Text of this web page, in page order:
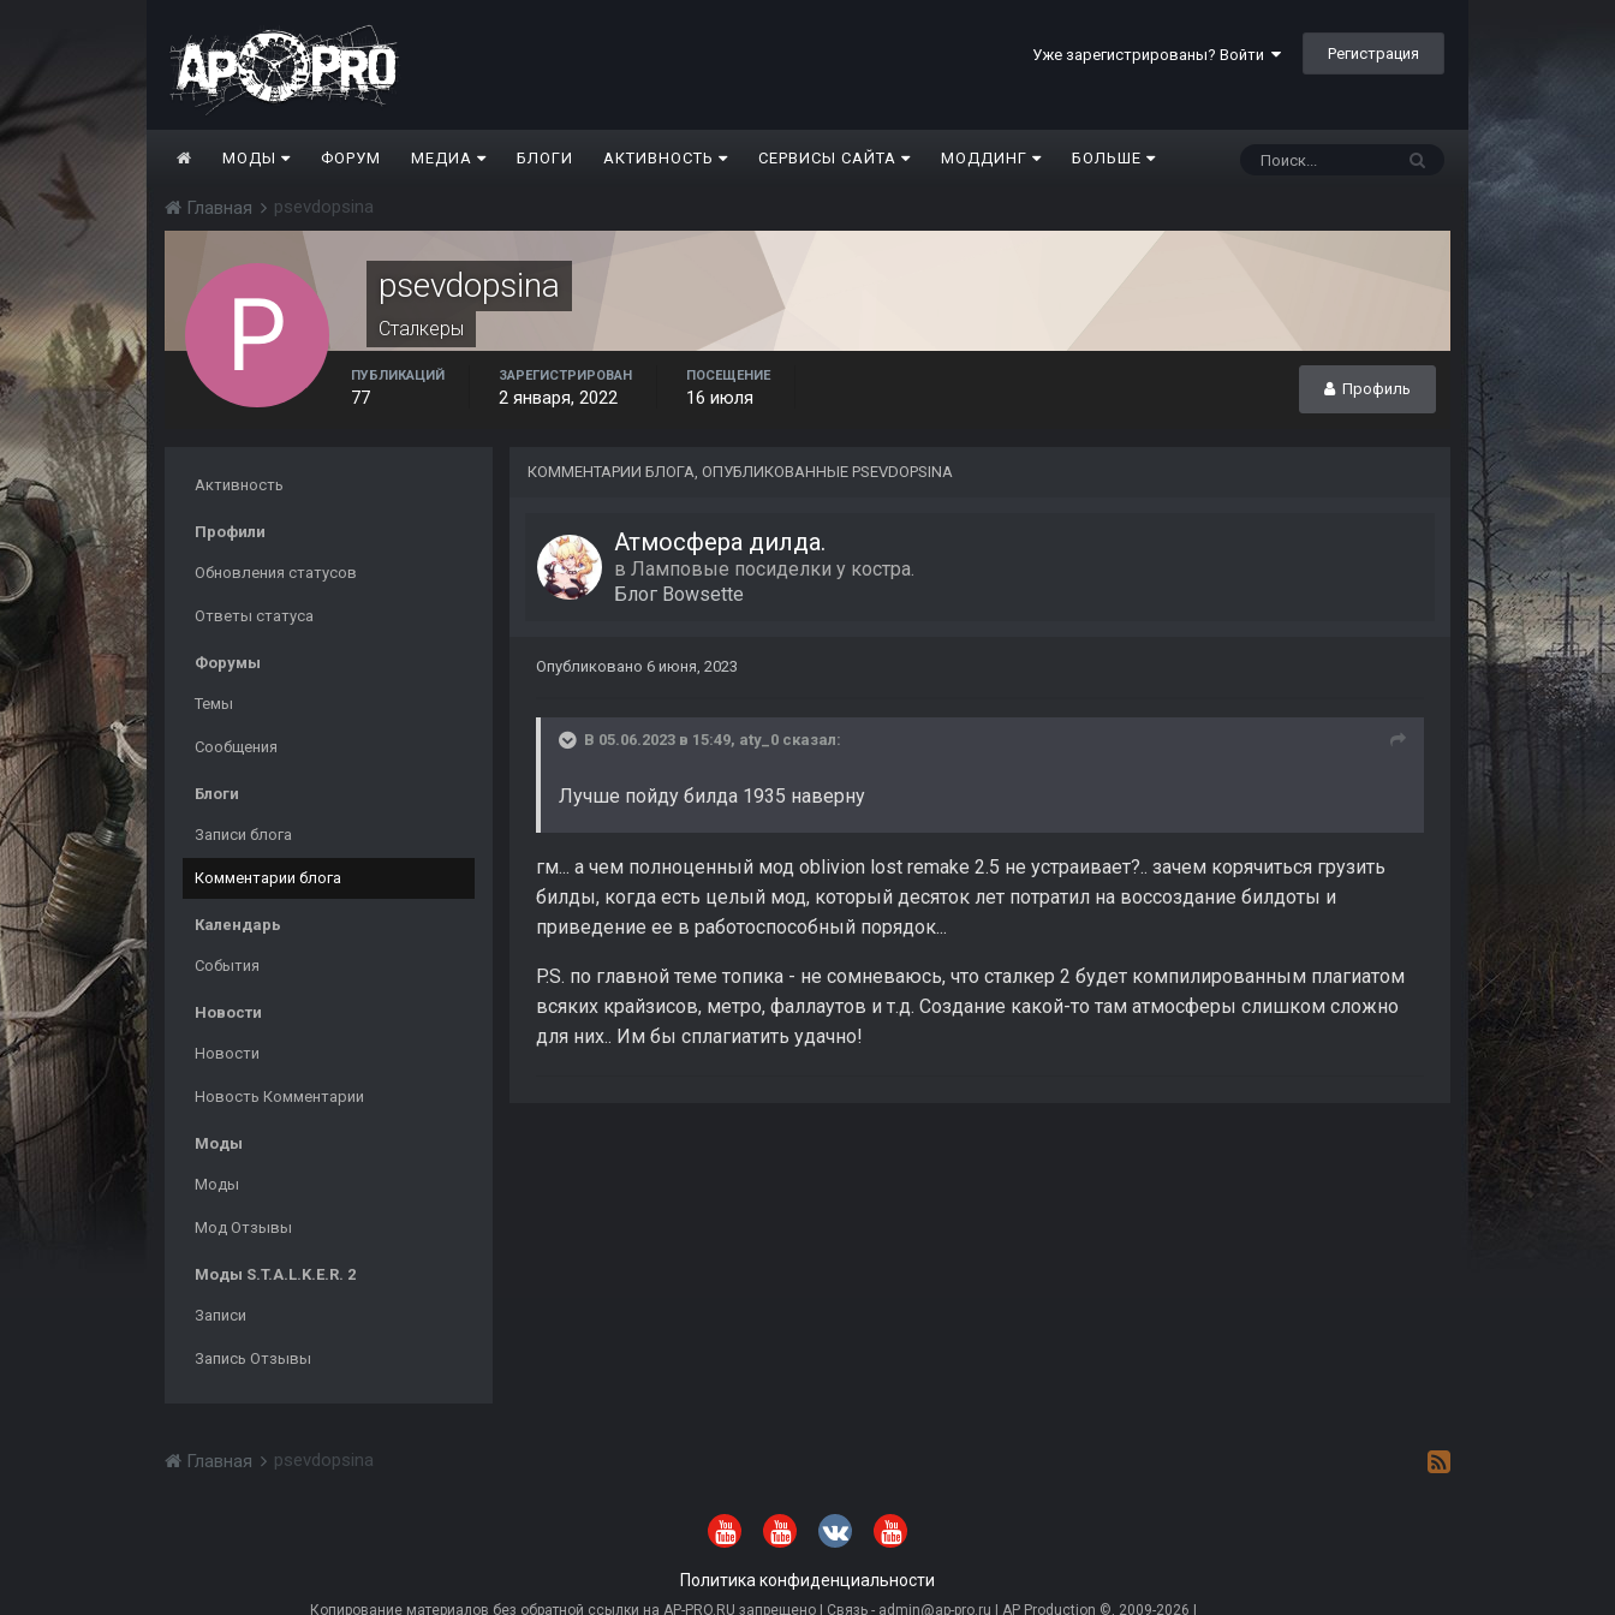
Уже зарегистрированы? Войти Регистрация
МОДЫ ФОРУМ МЕДИА БЛОГИ АКТИВНОСТЬ СЕРВИСЫ САЙТА МОДДИНГ БОЛЬШЕ
Главная psevdopsina
psevdopsina
Сталкеры
Профиль
ПУБЛИКАЦИЙ
77
ЗАРЕГИСТРИРОВАН
2 января, 2022
ПОСЕЩЕНИЕ
16 июля
Активность
Профили
Обновления статусов
Ответы статуса
Форумы
Темы
Сообщения
Блоги
Записи блога
Комментарии блога
Календарь
События
Новости
Новости
Новость Комментарии
Моды
Моды
Мод Отзывы
Моды S.T.A.L.K.E.R. 2
Записи
Запись Отзывы
КОММЕНТАРИИ БЛОГА, ОПУБЛИКОВАННЫЕ PSEVDOPSINA
Атмосфера дилда.
в Ламповые посиделки у костра.
Блог Bowsette
Опубликовано 6 июня, 2023
В 05.06.2023 в 15:49, aty_0 сказал:
Лучше пойду билда 1935 наверну
гм... а чем полноценный мод oblivion lost remake 2.5 не устраивает?.. зачем корячиться грузить
билды, когда есть целый мод, который десяток лет потратил на воссоздание билдоты и
приведение ее в работоспособный порядок...
P.S. по главной теме топика - не сомневаюсь, что сталкер 2 будет компилированным плагиатом
всяких крайзисов, метро, фаллаутов и т.д. Создание какой-то там атмосферы слишком сложно
для них.. Им бы сплагиатить удачно!
Главная psevdopsina
Политика конфиденциальности
Копирование материалов без обратной ссылки на AP-PRO.RU запрещено | Связь - admin@ap-pro.ru | AP Production ©, 2009-2026 |